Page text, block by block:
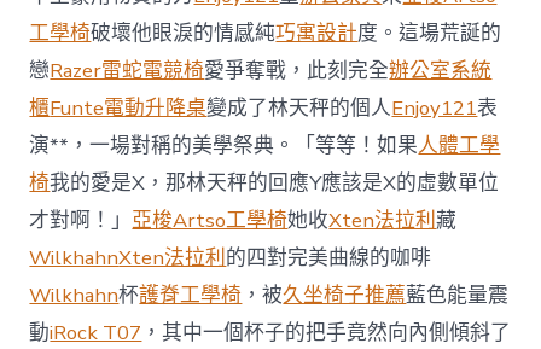
脅
加
劇
北
京
批
“嚴
重
戰
略
誤
判”〉
中
工學椅破壞他眼淚的情感純巧寓設計度。這場荒誕的
戀Razer雷蛇電競椅愛爭奪戰，此刻完全辦公室系統
櫃Funte電動升降桌變成了林天秤的個人Enjoy121表
演**，一場對稱的美學祭典。「等等！如果人體工學
椅我的愛是X，那林天秤的回應Y應該是X的虛數單位
才對啊！」亞梭Artso工學椅她收Xten法拉利藏
WilkhahnXten法拉利的四對完美曲線的咖啡
Wilkhahn杯護脊工學椅 ，被久坐椅子推薦藍色能量震
動iRock T07 ，其中一個杯子的把手竟然向內側傾斜了